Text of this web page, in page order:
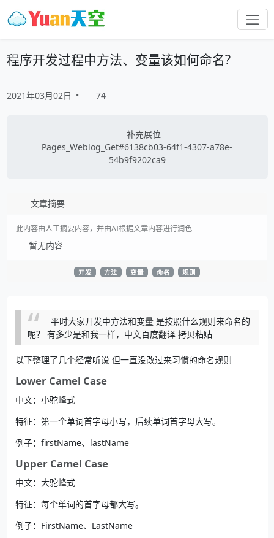
程序开发过程中方法、变量该如何命名?
2021年03月02日 • 74
补充展位
Pages_Weblog_Get#6138cb03-64f1-4307-a78e-
54b9f9202ca9
文章摘要
此内容由人工摘要内容，并由AI根据文章内容进行润色
暂无内容
开发 方法 变量 命名 规则
平时大家开发中方法和变量 是按照什么规则来命名的
呢？ 有多少是和我一样，中文百度翻译 拷贝粘贴
以下整理了几个经常听说 但一直没改过来习惯的命名规则
Lower Camel Case
中文：小驼峰式
特征：第一个单词首字母小写，后续单词首字母大写。
例子：firstName、lastName
Upper Camel Case
中文：大驼峰式
特征：每个单词的首字母都大写。
例子：FirstName、LastName